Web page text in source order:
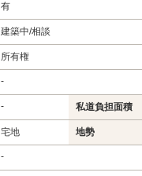
有
建築中/相談
所有権
-
- 私道負担面積
宅地 地勢
-